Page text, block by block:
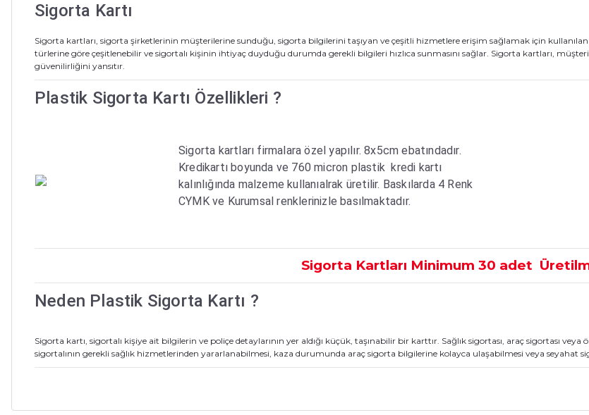
Sigorta Kartı
Sigorta kartları, sigorta şirketlerinin müşterilerine sunduğu, sigorta bilgilerini taşıyan ve çeşitli hizmetlere erişim sağlamak için
türlerine göre çeşitlenebilir ve sigortalı kişinin ihtiyaç duyduğu durumda gerekli bilgileri hızlıca sunmasını sağlar. Sigorta kartları,
güvenilirliğini yansıtır.
Plastik Sigorta Kartı Özellikleri ?
Sigorta kartları firmalara özel yapılır. 8x5cm ebatındadır.
Kredikartı boyunda ve 760 micron plastik kredi kartı
kalınlığında malzeme kullanıalrak üretilir. Baskılarda 4 Renk
CYMK ve Kurumsal renklerinizle basılmaktadır.
Sigorta Kartları Minimum 30 adet
Neden Plastik Sigorta Kartı ?
Sigorta kartı, sigortalı kişiye ait bilgilerin ve poliçe detaylarının yer aldığı küçük, taşınabilir bir karttır. Sağlık sigortası, araç sigortası
sigortalının gerekli sağlık hizmetlerinden yararlanabilmesi, kaza durumunda araç sigorta bilgilerine kolayca ulaşabilmesi veya seyahat